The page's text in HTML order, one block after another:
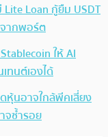
Lite Loan กู้ยืม USDT
ากพอร์ต
ให้ AI
ทนต์เองได้
หุ้นอาจใกล้พีคเสี่ยง
จซ้ำรอย